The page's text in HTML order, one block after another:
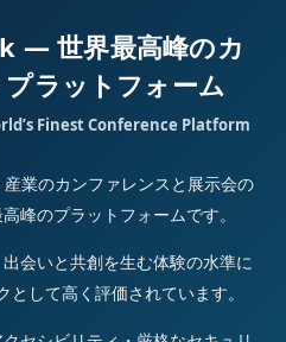
— 世界最高峰のカ
ラットフォーム
Finest Conference Platform
業のカンファレンスと展示会の
峰のプラットフォームです。
会いと共創を生む体験の水準に
して高く評価されています。